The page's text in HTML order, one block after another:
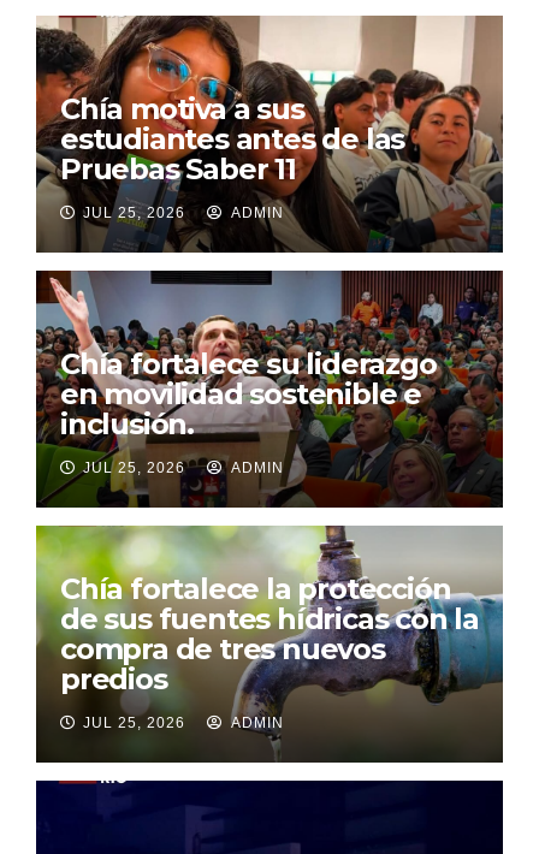
Chía motiva a sus
estudiantes antes de las
Pruebas Saber 11
JUL 25, 2026 ADMIN
Chía fortalece su liderazgo
en movilidad sostenible e
inclusión.
JUL 25, 2026 ADMIN
Chía fortalece la protección
de sus fuentes hídricas con la
compra de tres nuevos
predios
JUL 25, 2026 ADMIN